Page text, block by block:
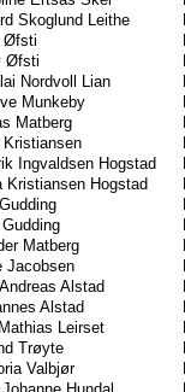
Skoglund Leithe
Øfsti
Øfsti
Nordvoll Lian
Munkeby
Matberg
Kristiansen
Ingvaldsen Hogstad
Kristiansen Hogstad
Matberg
Jacobsen
Alstad
Alstad
Leirset
Trøyte
Valbjør
Hundal